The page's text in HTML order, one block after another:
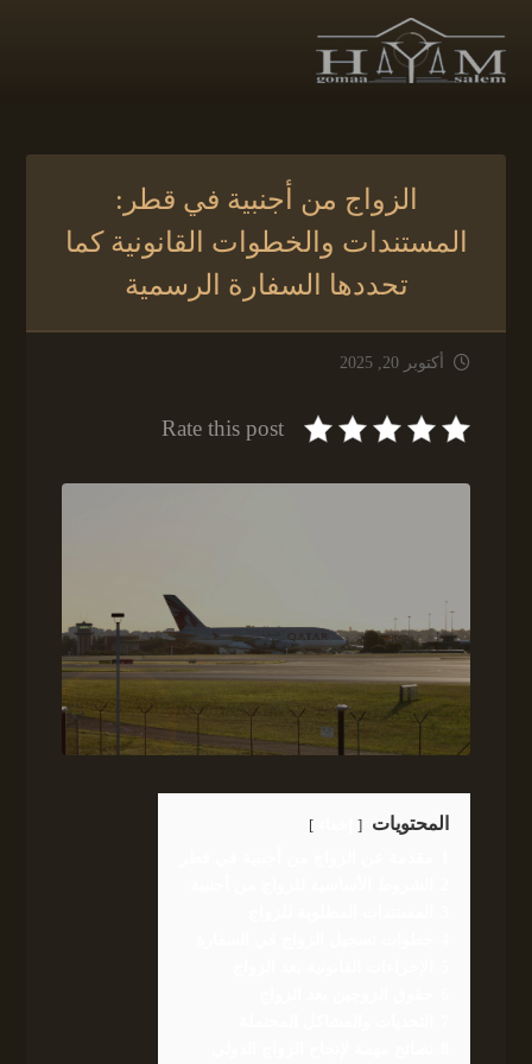
الزواج من أجنبية في قطر:
المستندات والخطوات القانونية كما
تحددها السفارة الرسمية
أكتوبر 20, 2025
Rate this post
المحتويات